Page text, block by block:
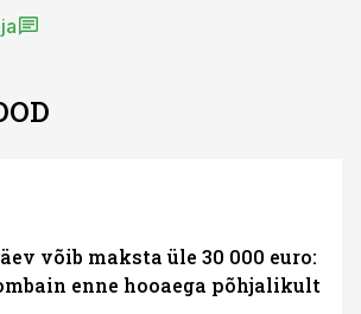
võib maksta üle 30 000 euro:
enne hooaega põhjalikult